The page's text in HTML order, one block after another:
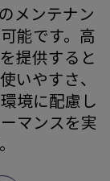
メンテナン
能です。高
提供すると
いやすさ、
境に配慮し
マンスを実